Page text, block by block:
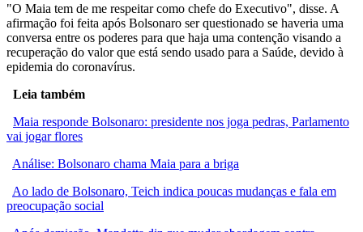
"O Maia tem de me respeitar como chefe do Executivo", disse. A
afirmação foi feita após Bolsonaro ser questionado se haveria uma
conversa entre os poderes para que haja uma contenção visando a
recuperação do valor que está sendo usado para a Saúde, devido à
epidemia do coronavírus.
Leia também
Maia responde Bolsonaro: presidente nos joga pedras, Parlamento
vai jogar flores
Análise: Bolsonaro chama Maia para a briga
Ao lado de Bolsonaro, Teich indica poucas mudanças e fala em
preocupação social